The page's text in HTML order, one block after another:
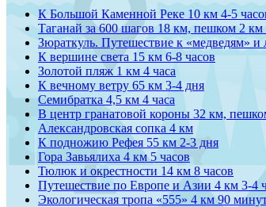
К Большой Каменной Реке 10 км 4-5
Таганай за 600 шагов 18 км, пешком 2 км
Зюраткуль. Путешествие к «медведям» и
К вершине света 15 км 6-8 часов
Золотой пляж 1 км 4 часа
К вечному ветру 65 км 3-4 дня
Семибратка 4,5 км 4 часа
В центр гранатовой короны 32 км,
Александровская сопка 4 км
К подножию Рефея 55 км 2-3 дня
Гора Завьялиха 4 км5 часов
Тюлюк и окрестности 14 км 8 часов
Путешествие по Европе и Азии 4 км 3-4
Экологическая тропа «555» 4 км90